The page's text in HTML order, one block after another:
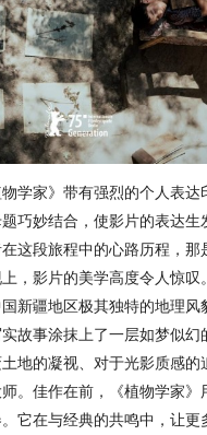
学家》带有强烈的个人表达
巧妙结合，使影片的表达
这段旅程中的心路历程，
，影片的美学高度令人惊
新疆地区极其独特的地理
故事涂抹上了一层如梦似
地的凝视、对于光影质感
。佳作在前，《植物学家
它在与经典的共鸣中，让